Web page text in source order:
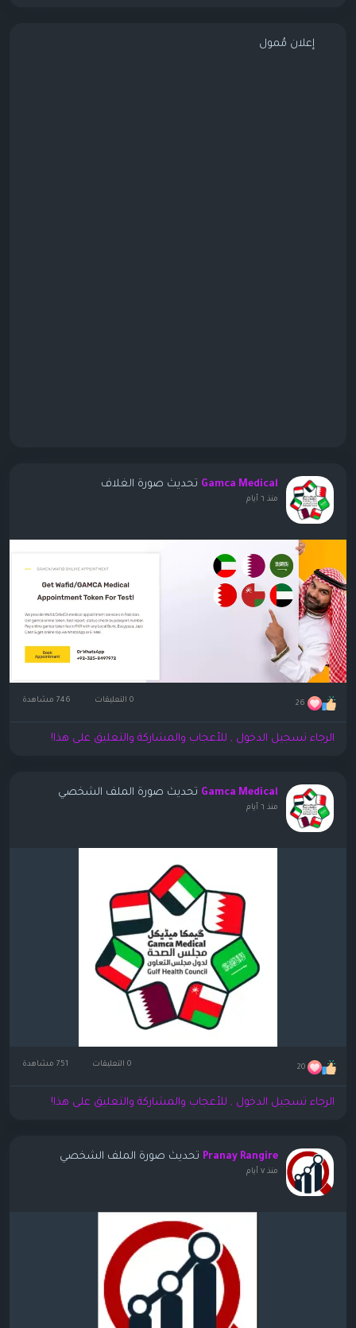
إعلان مُمول
Gamca Medical تحديث صورة الغلاف
منذ ٦ أيام
26 0 التعليقات
الرجاء تسجيل الدخول , للأعجاب والمشاركة والتعليق على هذا!
Gamca Medical تحديث صورة الملف الشخصي
منذ ٦ أيام
20 0 التعليقات
الرجاء تسجيل الدخول , للأعجاب والمشاركة والتعليق على هذا!
Pranay Rangire تحديث صورة الملف الشخصي
منذ ٧ أيام